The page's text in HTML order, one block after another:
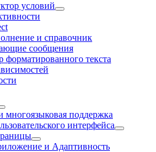
условий
и справочник
сообщения
форматированного текста
многоязыковая поддержка
интерфейса
и Адаптивность